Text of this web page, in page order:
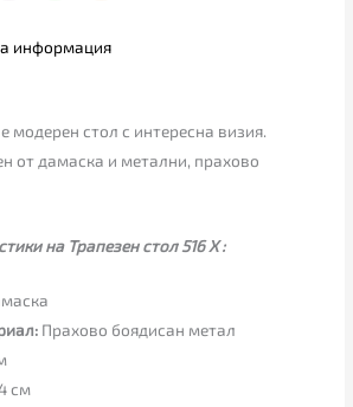
информация
модерен стол с интересна визия.
от дамаска и метални, прахово
на Трапезен стол 516 X :
Прахово боядисан метал
см